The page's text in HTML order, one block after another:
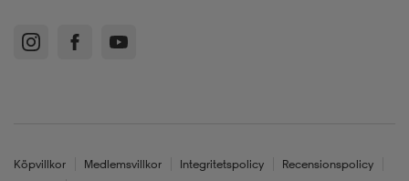
Köpvillkor Medlemsvillkor Integritetspolicy
Recensionspolicy